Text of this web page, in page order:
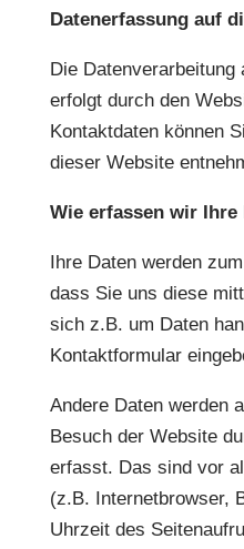
Datenerfassung auf
Die Datenverarbeitung
erfolgt durch den
Kontaktdaten können
dieser Website
Wie erfassen wir Ihre
Ihre Daten werden
dass Sie uns diese
sich z.B. um Daten
Kontaktformular
Andere Daten werden
Besuch der Website
erfasst. Das sind vor
(z.B. Internetbrowser,
Uhrzeit des